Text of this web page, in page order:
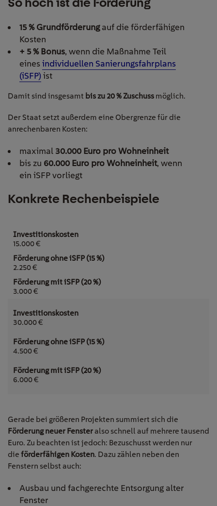
15 % Grundförderungauf die förderfähigen
Kosten
+ 5 % Bonus, wenn die Maßnahme Teil
einesindividuellen Sanierungsfahrplans
(iSFP) ist
Damit sind insgesamt bis zu 20 % Zuschuss möglich.
Der Staat setzt außerdem eine Obergrenze für die
anrechenbaren Kosten:
maximal 30.000 Euro pro Wohneinheit
bis zu 60.000 Euro pro Wohneinheit, wenn
ein iSFP vorliegt
Konkrete Rechenbeispiele
15.000 €
2.250 €
3.000 €
30.000 €
4.500 €
6.000 €
Gerade bei größeren Projekten summiert sich die
Förderung neuer Fenster also schnell auf mehrere tausend
Euro. Zu beachten ist jedoch: Bezuschusst werden nur
die förderfähigen Kosten. Dazu zählen neben den
Fenstern selbst auch:
Ausbau und fachgerechte Entsorgung alter
Fenster